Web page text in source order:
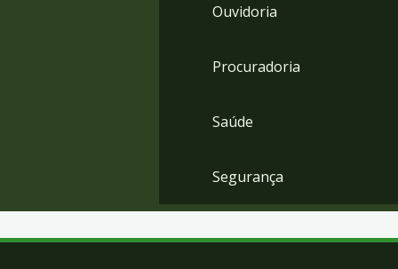
Ouvidoria
Procuradoria
Saúde
Segurança